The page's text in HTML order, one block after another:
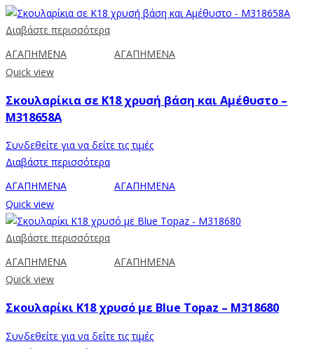
Διαβάστε περισσότερα
ΑΓΑΠΗΜΕΝΑ
ΑΓΑΠΗΜΕΝΑ
Quick view
Σκουλαρίκια σε Κ18 χρυσή βάση και Αμέθυστο –
M318658A
Συνδεθείτε για να δείτε τις τιμές
Διαβάστε περισσότερα
ΑΓΑΠΗΜΕΝΑ
ΑΓΑΠΗΜΕΝΑ
Quick view
Διαβάστε περισσότερα
ΑΓΑΠΗΜΕΝΑ
ΑΓΑΠΗΜΕΝΑ
Quick view
Σκουλαρίκι Κ18 χρυσό με Blue Topaz – M318680
Συνδεθείτε για να δείτε τις τιμές